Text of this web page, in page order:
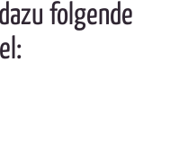
folgende